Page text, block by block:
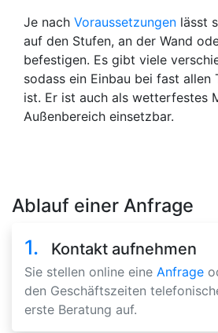
Je nach Voraussetzungen lässt
auf den Stufen, an der Wand
befestigen. Es gibt viele
sodass ein Einbau bei fast allen
ist. Er ist auch als wetterfestes
Außenbereich einsetzbar.
Ablauf einer Anfrage
1. Kontakt aufnehmen
Sie stellen online eine Anfrage
den Geschäftszeiten
erste Beratung auf.